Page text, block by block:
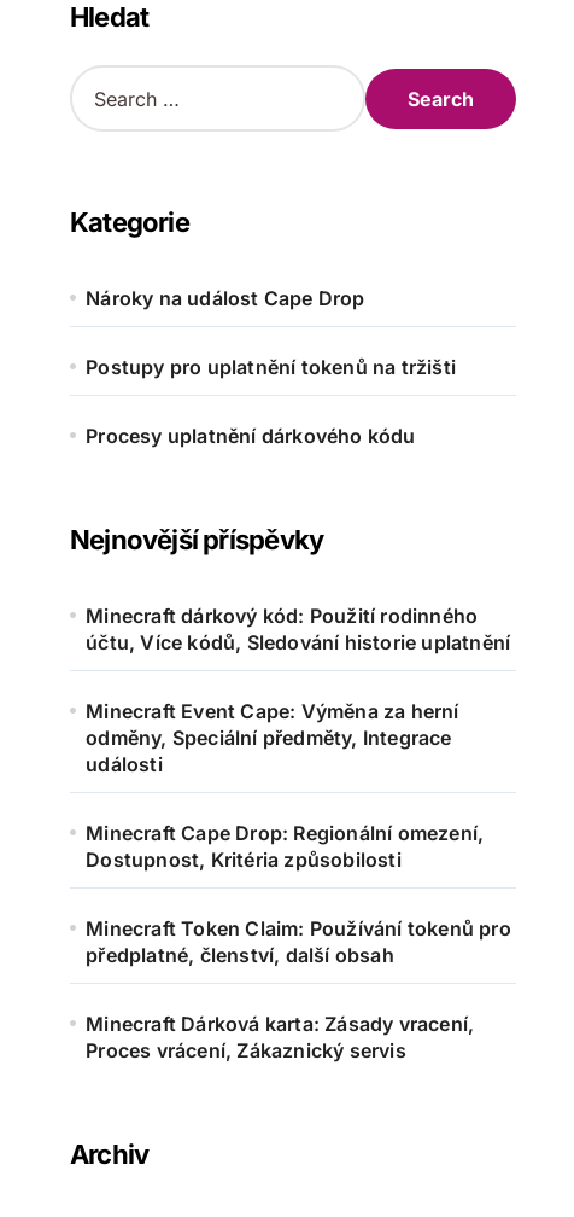
Hledat
S
e
h
f
r
Kategorie
Nároky na událost Cape Drop
Postupy pro uplatnění tokenů na tržišti
Procesy uplatnění dárkového kódu
Nejnovější příspěvky
Minecraft dárkový kód: Použití rodinného
účtu, Více kódů, Sledování historie uplatnění
Minecraft Event Cape: Výměna za herní
odměny, Speciální předměty, Integrace
události
Minecraft Cape Drop: Regionální omezení,
Dostupnost, Kritéria způsobilosti
Minecraft Token Claim: Používání tokenů pro
předplatné, členství, další obsah
Minecraft Dárková karta: Zásady vracení,
Proces vrácení, Zákaznický servis
Archiv